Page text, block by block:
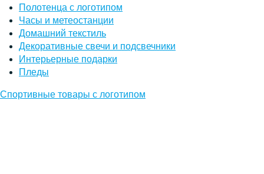
Полотенца с логотипом
Часы и метеостанции
Домашний текстиль
Декоративные свечи и подсвечники
Интерьерные подарки
Пледы
Спортивные товары с логотипом